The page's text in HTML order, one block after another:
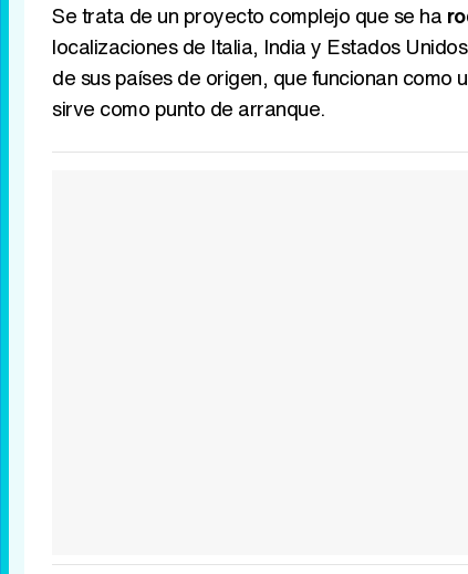
Se trata de un proyecto complejo que se ha
localizaciones de Italia, India y Estados
de sus países de origen, que funcionan
sirve como punto de arranque.